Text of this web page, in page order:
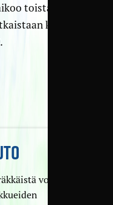
toistaa
käyntiin
voittoa